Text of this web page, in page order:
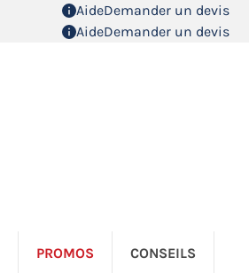
AideDemander un devis
AideDemander un devis
PROMOS CONSEILS